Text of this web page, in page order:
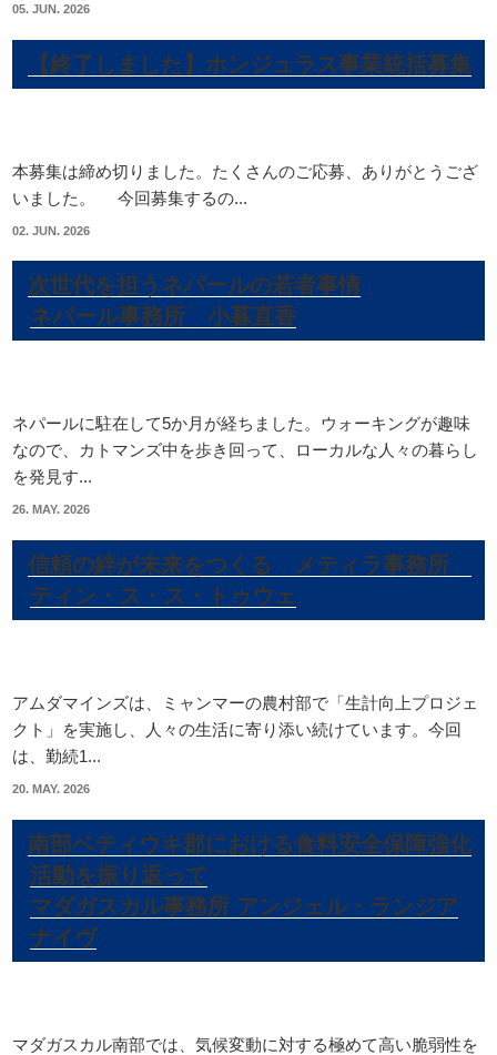
05. JUN. 2026
【終了しました】ホンジュラス事業統括募集
本募集は締め切りました。たくさんのご応募、ありがとうござ
いました。 今回募集するの...
02. JUN. 2026
次世代を担うネパールの若者事情
ネパール事務所 小暮直香
ネパールに駐在して5か月が経ちました。ウォーキングが趣味
なので、カトマンズ中を歩き回って、ローカルな人々の暮らし
を発見す...
26. MAY. 2026
信頼の絆が未来をつくる メティラ事務所
ティン・ス・ス・トゥウェ
アムダマインズは、ミャンマーの農村部で「生計向上プロジェ
クト」を実施し、人々の生活に寄り添い続けています。今回
は、勤続1...
20. MAY. 2026
南部ベティウキ郡における食料安全保障強化
活動を振り返って
マダガスカル事務所 アンジェル・ランジア
ナイヴ
マダガスカル南部では、気候変動に対する極めて高い脆弱性を